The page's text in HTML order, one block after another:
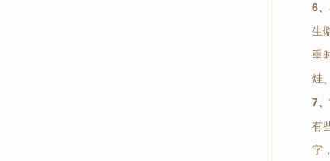
6
生
重
烓
7
有
字